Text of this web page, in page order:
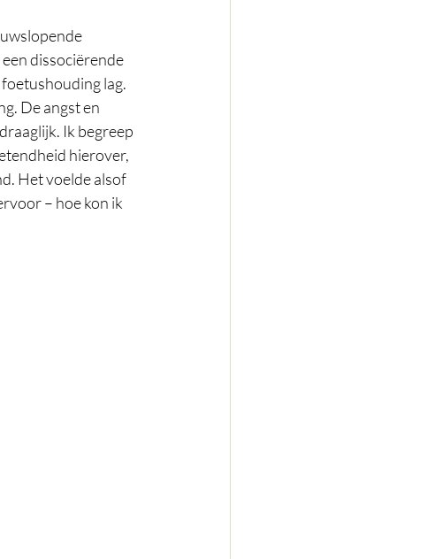
dissociërende
lag.
De angst en
Ik begreep
hierover,
Het voelde alsof
– hoe kon ik